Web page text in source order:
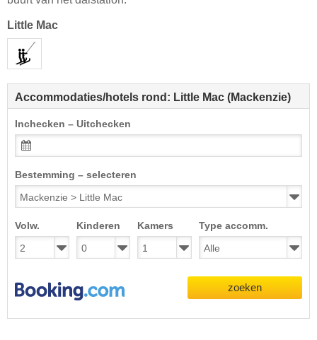
Little Mac
Accommodaties/hotels rond: Little Mac (Mackenzie)
Inchecken – Uitchecken
Bestemming – selecteren
Volw. Kinderen Kamers Type accomm.
zoeken